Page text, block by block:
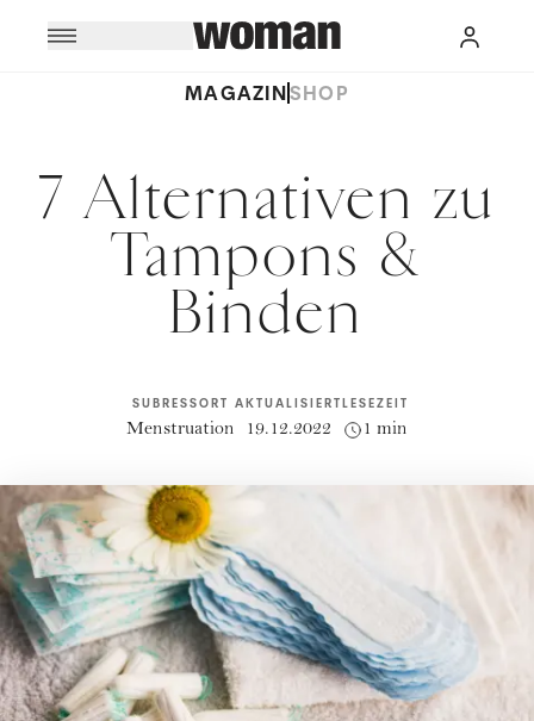
MAGAZINSHOP
7 Alternativen zu
Tampons &
Binden
SUBRESSORT
Menstruation
AKTUALISIERT
19.12.2022
LESEZEIT
1 min